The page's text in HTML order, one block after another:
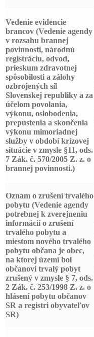
Vedenie evidencie
brancov (Vedenie agendy
v rozsahu brannej
povinnosti, národnú
registráciu, odvod,
prieskum zdravotnej
spôsobilosti a zálohy
ozbrojených síl
Slovenskej republiky a za
účelom povolania,
výkonu, oslobodenia,
prepustenia a skončenia
výkonu mimoriadnej
služby v období krízovej
situácie v zmysle §11, ods.
7 Zák. č. 570/2005 Z. z. o
brannej povinnosti.)
Oznam o zrušení trvalého
pobytu (Vedenie agendy
potrebnej k zverejneniu
informácií o zrušení
trvalého pobytu a
miestom nového trvalého
pobytu občana je obec,
na ktorej území bol
občanovi trvalý pobyt
zrušený v zmysle § 7, ods.
2 Zák. č. 253/1998 Z. z. o
hlásení pobytu občanov
SR a registri obyvateľov
SR)